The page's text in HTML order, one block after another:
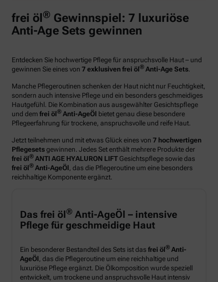
frei öl ® Gewinnspiel: 7 luxuriöse
Anti-Age Sets gewinnen
Entdecken Sie hochwertige Pflege für anspruchsvolle Haut – und
gewinnen Sie eines von 7 exklusiven frei öl® Anti-Age Sets
Manche Pflegeroutinen schenken der Haut nicht nur Feuchtigkeit,
sondern auch intensive Pflege und ein besonders geschmeidiges
Hautgefühl. Die Kombination aus ausgewählter Gesichtspflege
und dem frei öl® Anti-AgeÖl bietet genau diese besondere
Pflegeerfahrung für trockene, anspruchsvolle und reife Haut.
Jetzt teilnehmen und mit etwas Glück eines von 7 hochwertigen
Pflegesetsgewinnen. Jedes Set enthält mehrere Produkte der
frei öl® ANTI AGE HYALURON LIFT Gesichtspflege sowie das
frei öl® Anti-AgeÖl , das die Pflegeroutine um eine besonders
reichhaltige Komponente ergänzt.
Das frei öl® Anti-AgeÖl – intensive
Pflege für geschmeidige Haut
Ein besonderer Bestandteil des Sets ist das frei öl® Anti-
AgeÖl, das die Pflegeroutine um eine reichhaltige und
luxuriöse Pflege ergänzt. Die Ölkomposition wurde speziell
entwickelt, um trockene und anspruchsvolle Haut intensiv